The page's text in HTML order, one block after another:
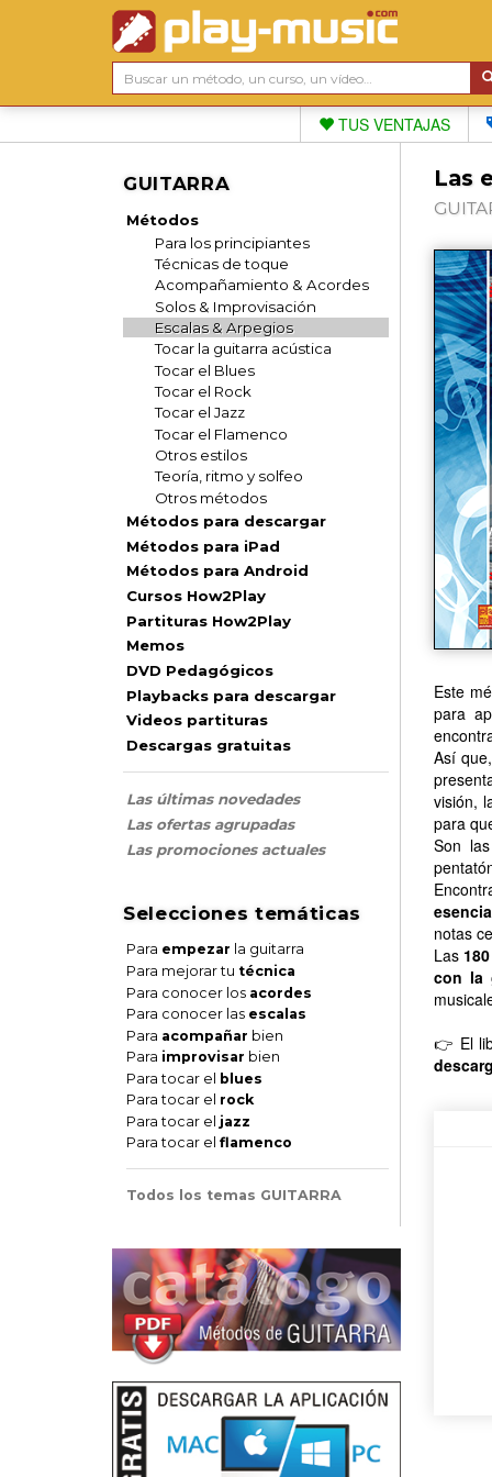
TUS VENTAJAS
GUITARRA
Métodos
Para los principiantes
Técnicas de toque
Acompañamiento & Acordes
Solos & Improvisación
Escalas & Arpegios
Tocar la guitarra acústica
Tocar el Blues
Tocar el Rock
Tocar el Jazz
Tocar el Flamenco
Otros estilos
Teoría, ritmo y solfeo
Otros métodos
Métodos para descargar
Métodos para iPad
Métodos para Android
Cursos How2Play
Partituras How2Play
Memos
DVD Pedagógicos
Playbacks para descargar
Videos partituras
Descargas gratuitas
Las últimas novedades
Las ofertas agrupadas
Las promociones actuales
Selecciones temáticas
Para empezar la guitarra
Para mejorar tu técnica
Para conocer los acordes
Para conocer las escalas
Para acompañar bien
Para improvisar bien
Para tocar el blues
Para tocar el rock
Para tocar el jazz
Para tocar el flamenco
Todos los temas GUITARRA
Las
Este
para
Así
visión,
para
Son
notas
Las
con la
👉 El